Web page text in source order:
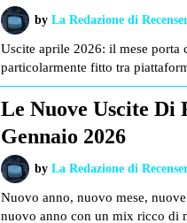
by La Redazione di
Uscite aprile 2026: il mese porta
particolarmente fitto tra
Le Nuove Uscite Di
Gennaio 2026
by La Redazione di
Nuovo anno, nuovo mese,
nuovo anno con un mix ricco di